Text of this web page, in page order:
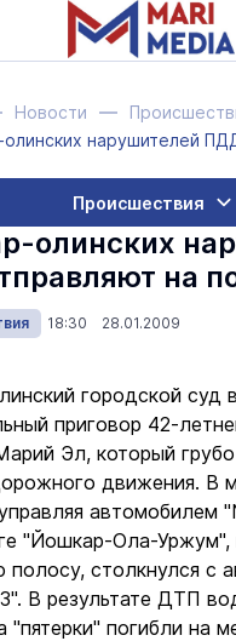
Новости
Происшествия
олинских
на
18:30 28.01.2009
городской суд
приговор 42-
Эл, который
движения. В
автомобилем
"Йошкар-Ола-Уржум",
полосу, столкнулся с
В результате ДТП
"пятерки" погибли на